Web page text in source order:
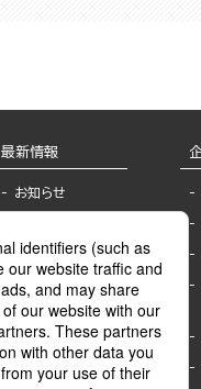
最新情報
お知らせ
報
書店様へ
海外ライセンシー
公式SNSアカウ
ント